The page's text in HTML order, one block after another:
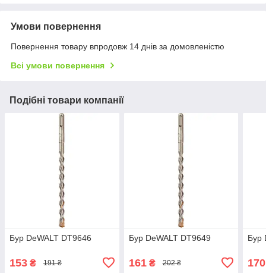
Умови повернення
Повернення товару впродовж 14 днів за домовленістю
Всі умови повернення
Подібні товари компанії
Бур DeWALT DT9646
153 ₴ 191 ₴
Бур DeWALT DT9649
161₴ 202 ₴
Бур
170